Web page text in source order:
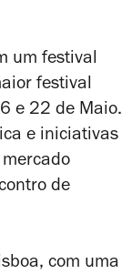
um festival
festival
e 22 de Maio.
e iniciativas
de
com uma